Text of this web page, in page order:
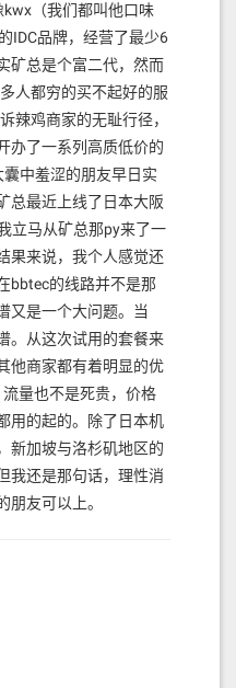
（我们都叫他口味
IDC品牌，经营了最少6
矿总是个富二代，然而
人都穷的买不起好的服
辣鸡商家的无耻行径，
办了一系列高质低价的
中羞涩的朋友早日实
总最近上线了日本大阪
立马从矿总那py来了一
果来说，我个人感觉还
bbtec的线路并不是那
又是一个大问题。当
。从这次试用的套餐来
他商家都有着明显的优
量也不是死贵，价格
用的起的。除了日本机
新加坡与洛杉矶地区的
我还是那句话，理性消
朋友可以上。